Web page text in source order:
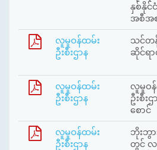
နှစ်နိုင်
အစီအ
လူမှုဝန်ထမ်း
ဦးစီးဌာန
သင်တန်
ဆိုင်ရ
လူမှုဝန်ထမ်း
ဦးစီးဌာန
လူမှုဝ
ဦးစီး
စောင်
လူမှုဝန်ထမ်း
ဦးစီးဌာန
ဘိုးဘွာ
တွင်